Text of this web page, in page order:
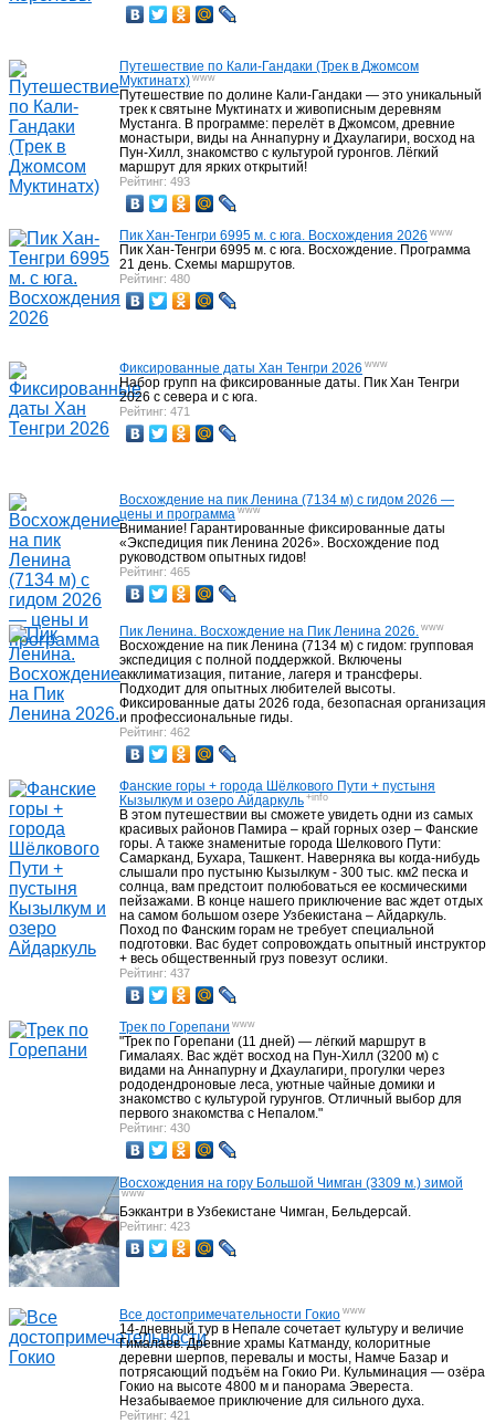
Путешествие по Кали-Гандаки (Трек в Джомсом
Муктинатх) www
Путешествие по долине Кали-Гандаки — это уникальный
трек к святыне Муктинатх и живописным деревням
Мустанга. В программе: перелёт в Джомсом, древние
монастыри, виды на Аннапурну и Дхаулагири, восход на
Пун-Хилл, знакомство с культурой гуронгов. Лёгкий
маршрут для ярких открытий!
Рейтинг: 493
Пик Хан-Тенгри 6995 м. c юга. Восхождения 2026 www
Пик Хан-Тенгри 6995 м. с юга. Восхождение. Программа
21 день. Схемы маршрутов.
Рейтинг: 480
Фиксированные даты Хан Тенгри 2026 www
Набор групп на фиксированные даты. Пик Хан Тенгри
2026 с севера и с юга.
Рейтинг: 471
Восхождение на пик Ленина (7134 м) с гидом 2026 —
цены и программа www
Внимание! Гарантированные фиксированные даты
«Экспедиция пик Ленина 2026». Восхождение под
руководством опытных гидов!
Рейтинг: 465
Пик Ленина. Восхождение на Пик Ленина 2026. www
Восхождение на пик Ленина (7134 м) с гидом: групповая
экспедиция с полной поддержкой. Включены
акклиматизация, питание, лагеря и трансферы.
Подходит для опытных любителей высоты.
Фиксированные даты 2026 года, безопасная организация
и профессиональные гиды.
Рейтинг: 462
Фанские горы + города Шёлкового Пути + пустыня
Кызылкум и озеро Айдаркуль +info
В этом путешествии вы сможете увидеть одни из самых
красивых районов Памира – край горных озер – Фанские
горы. А также знаменитые города Шелкового Пути:
Самарканд, Бухара, Ташкент. Наверняка вы когда-нибудь
слышали про пустыню Кызылкум - 300 тыс. км2 песка и
солнца, вам предстоит полюбоваться ее космическими
пейзажами. В конце нашего приключение вас ждет отдых
на самом большом озере Узбекистана – Айдаркуль.
Поход по Фанским горам не требует специальной
подготовки. Вас будет сопровождать опытный инструктор
+ весь общественный груз повезут ослики.
Рейтинг: 437
Трек по Горепани www
"Трек по Горепани (11 дней) — лёгкий маршрут в
Гималаях. Вас ждёт восход на Пун-Хилл (3200 м) с
видами на Аннапурну и Дхаулагири, прогулки через
рододендроновые леса, уютные чайные домики и
знакомство с культурой гурунгов. Отличный выбор для
первого знакомства с Непалом."
Рейтинг: 430
Восхождения на гору Большой Чимган (3309 м.) зимой
www
Бэккантри в Узбекистане Чимган, Бельдерсай.
Рейтинг: 423
Все достопримечательности Гокио www
14-дневный тур в Непале сочетает культуру и величие
Гималаев. Древние храмы Катманду, колоритные
деревни шерпов, перевалы и мосты, Намче Базар и
потрясающий подъём на Гокио Ри. Кульминация — озёра
Гокио на высоте 4800 м и панорама Эвереста.
Незабываемое приключение для сильного духа.
Рейтинг: 421